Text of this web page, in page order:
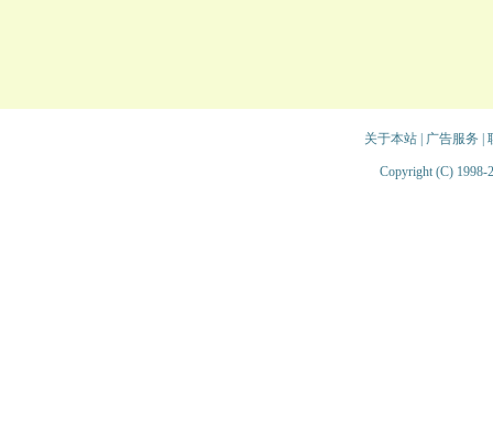
关于本站| 广告服务
Copyright (C) 1998-